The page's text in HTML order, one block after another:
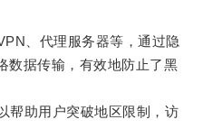
、代理服务器等，通过隐
数据传输，有效地防止了黑
助用户突破地区限制，访